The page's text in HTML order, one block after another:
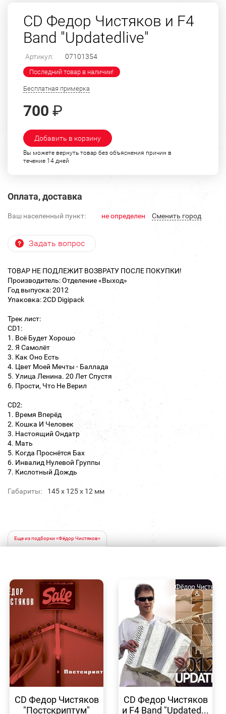
CD Федор Чистяков и F4
Band "Updatedlive"
Артикул: 07101354
Последний товар в наличии!
Бесплатная примерка
700 ₽
Добавить в корзину
Вы можете вернуть товар без объяснения причин в
течение 14 дней
Оплата, доставка
Ваш населенный пункт: не определен Cменить город
Задать вопрос
ТОВАР НЕ ПОДЛЕЖИТ ВОЗВРАТУ ПОСЛЕ ПОКУПКИ!
Производитель: Отделение «Выход»
Год выпуска: 2012
Упаковка: 2CD Digipack
Трек лист:
CD1:
1. Всё Будет Хорошо
2. Я Самолёт
3. Как Оно Есть
4. Цвет Моей Мечты - Баллада
5. Улица Ленина. 20 Лет Спустя
6. Прости, Что Не Верил
CD2:
1. Время Вперёд
2. Кошка И Человек
3. Настоящий Ондатр
4. Мать
5. Когда Проснётся Бах
6. Инвалид Нулевой Группы
7. Кислотный Дождь
Габариты: 145 х 125 х 12 мм
Еще из подборки «Фёдор Чистяков»
ПРОСМОТР
CD Федор Чистяков
"Постскриптум"
ПРОСМОТР
CD Федор Чистяков
и F4 Band "Updated...